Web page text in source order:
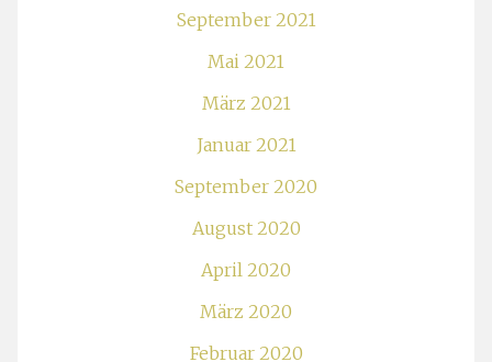
April 2020
März 2020
Februar 2020
Januar 2020
Dezember 2019
November 2019
September 2019
August 2019
Juli 2019